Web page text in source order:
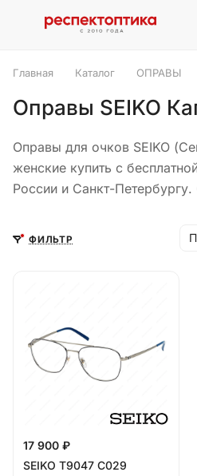
Главная Каталог ОПРАВЫ
Оправы SEIKO
Оправы для очков SEIKO
женские купить с
России и Санкт-
ФИЛЬТР
17 900 ₽
SEIKO T9047 C029